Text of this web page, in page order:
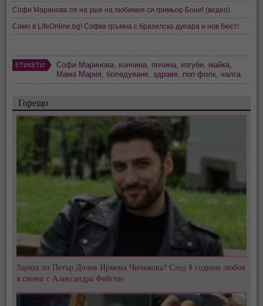
Софи Маринова пя на уше на любимия си гримьор Бони! (видео)
Само в LifeOnline.bg! Софка гръмна с бразилска дупара и нов бюст!
ЕТИКЕТИ Софи Маринова, кончина, почина, изгуби, майка,
Мама Мария, боледуване,здраве, поп фолк, чалга
Горещо
Заряза ли Петър Дочев Ирмена Чичикова? След 8 години любов
я смени с Александра Фейгин